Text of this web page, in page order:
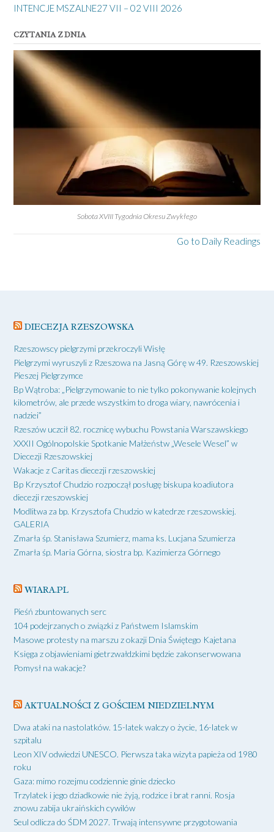
INTENCJE MSZALNE27 VII – 02 VIII 2026
CZYTANIA Z DNIA
Sobota XVIII Tygodnia Okresu Zwykłego
Go to Daily Readings
DIECEZJA RZESZOWSKA
Rzeszowscy pielgrzymi przekroczyli Wisłę
Pielgrzymi wyruszyli z Rzeszowa na Jasną Górę w 49. Rzeszowskiej
Pieszej Pielgrzymce
Bp Wątroba: „Pielgrzymowanie to nie tylko pokonywanie kolejnych
kilometrów, ale przede wszystkim to droga wiary, nawrócenia i
nadziei”
Rzeszów uczcił 82. rocznicę wybuchu Powstania Warszawskiego
XXXII Ogólnopolskie Spotkanie Małżeństw „Wesele Wesel” w
Diecezji Rzeszowskiej
Wakacje z Caritas diecezji rzeszowskiej
Bp Krzysztof Chudzio rozpoczął posługę biskupa koadiutora
diecezji rzeszowskiej
Modlitwa za bp. Krzysztofa Chudzio w katedrze rzeszowskiej.
GALERIA
Zmarła śp. Stanisława Szumierz, mama ks. Lucjana Szumierza
Zmarła śp. Maria Górna, siostra bp. Kazimierza Górnego
WIARA.PL
Pieśń zbuntowanych serc
104 podejrzanych o związki z Państwem Islamskim
Masowe protesty na marszu z okazji Dnia Świętego Kajetana
Księga z objawieniami gietrzwałdzkimi będzie zakonserwowana
Pomysł na wakacje?
AKTUALNOŚCI Z GOŚCIEM NIEDZIELNYM
Dwa ataki na nastolatków. 15-latek walczy o życie, 16-latek w
szpitalu
Leon XIV odwiedzi UNESCO. Pierwsza taka wizyta papieża od 1980
roku
Gaza: mimo rozejmu codziennie ginie dziecko
Trzylatek i jego dziadkowie nie żyją, rodzice i brat ranni. Rosja
znowu zabija ukraińskich cywilów
Seul odlicza do ŚDM 2027. Trwają intensywne przygotowania